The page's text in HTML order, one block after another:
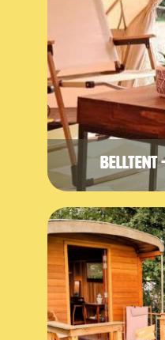
Belltent